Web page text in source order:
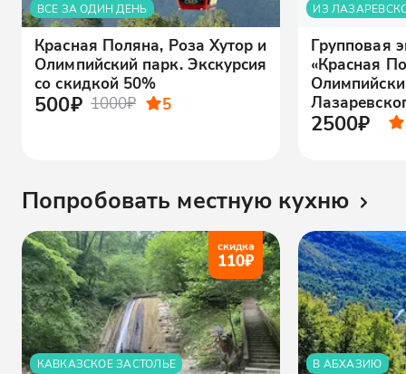
ВСЕ ЗА ОДИН ДЕНЬ
Красная Поляна, Роза Хутор и
Олимпийский парк. Экскурсия
со скидкой 50%
500₽ 1000₽ 5
ИЗ
Групповая
«Красная
2500₽
Попробовать местную кухню
скидка
110₽
КАВКАЗСКОЕ ЗАСТОЛЬЕ В АБХАЗИЮ